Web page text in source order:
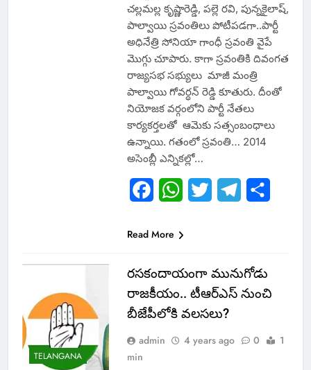
చల్లమల్ల కృష్ణారెడ్డి, పల్లె రవి, పున్నకైలాష్,
పాల్వాయి స్రవంతిలు పోటీపడగా..పార్టీ
అధినేత్రి సోనియా గాంధీ స్రవంతి వైపే
మొగ్గు చూపారు. కాగా స్రవంతికి దివంగత
రాజ్యసభ సభ్యులు మాజీ మంత్రి
పాల్వాయి గోవర్ధన్ రెడ్డి కూతురు. దీంతో
నియోజక వర్గంలోని పార్టీ నేతలు
కార్యకర్తలతో ఆమెకు సత్సంబంధాలు
ఉన్నాయి. గతంలో స్రవంతి… 2014
అసెంబ్లీ ఎన్నికల్లో…
FacebookWhatsApp
Twitter Telegram
Read More
TELANGANA
రసకందాయంగా మునుగోడు
రాజకీయం.. టీఆర్ఎస్ నుంచి
బీజేపీలోకి వలసలు?
admin 4 years ago 0
1
min